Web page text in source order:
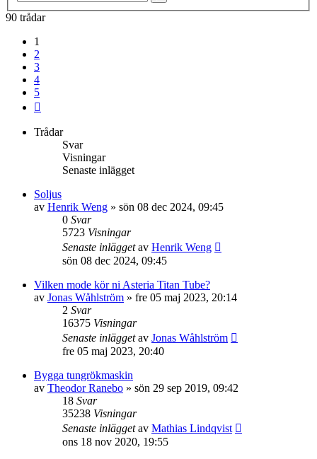
90 trådar
1
2
3
4
5
Trådar
Svar
Visningar
Senaste inlägget
Soljus
av Henrik Weng » sön 08 dec 2024, 09:45
0 Svar
5723 Visningar
Senaste inläggetav Henrik Weng
sön 08 dec 2024, 09:45
Vilken mode kör ni Asteria Titan Tube?
av Jonas Wåhlström » fre 05 maj 2023, 20:14
2 Svar
16375 Visningar
Senaste inläggetav Jonas Wåhlström
fre 05 maj 2023, 20:40
Bygga tungrökmaskin
av Theodor Ranebo » sön 29 sep 2019, 09:42
18 Svar
35238 Visningar
Senaste inläggetav Mathias Lindqvist
ons 18 nov 2020, 19:55